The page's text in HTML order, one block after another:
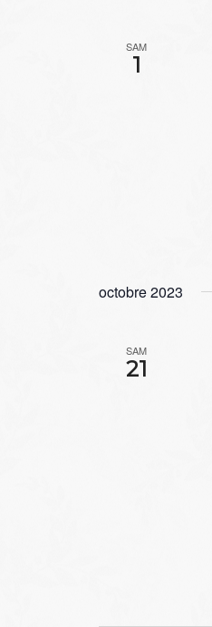
SAM
1
octobre 2023
SAM
21